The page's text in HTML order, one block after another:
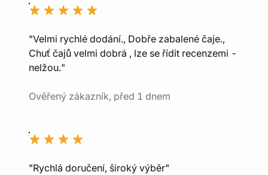
"Velmi rychlé dodání., Dobře zabalené čaje.,
Chuť čajů velmi dobrá , lze se řídit recenzemi -
nelžou."
Ověřený zákazník, před 1 dnem
"Rychlá doručení, široký výběr"